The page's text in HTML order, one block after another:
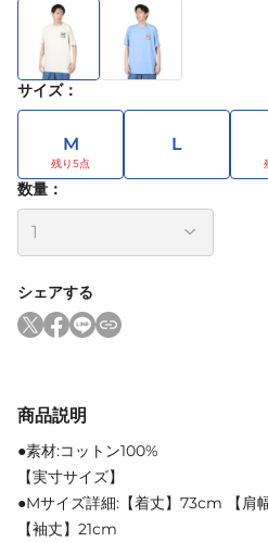
サイズ：
M L
数量：
シェアする
商品説明
●素材:コットン100%
【実寸サイズ】
●Mサイズ詳細:【着丈】73cm 【
【袖丈】21cm